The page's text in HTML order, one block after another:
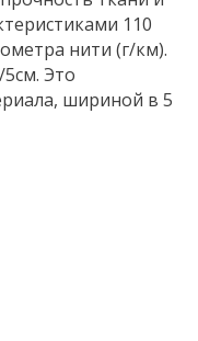
110
нити (г/км).
Это
шириной в 5